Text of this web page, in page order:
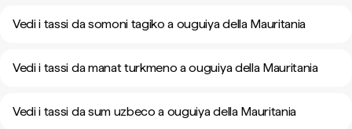
Vedi i tassi da somoni tagiko a ouguiya della Mauritania
Vedi i tassi da manat turkmeno a ouguiya della Mauritania
Vedi i tassi da sum uzbeco a ouguiya della Mauritania